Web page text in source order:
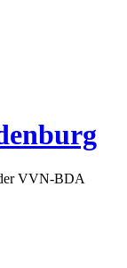
VVN-BDA